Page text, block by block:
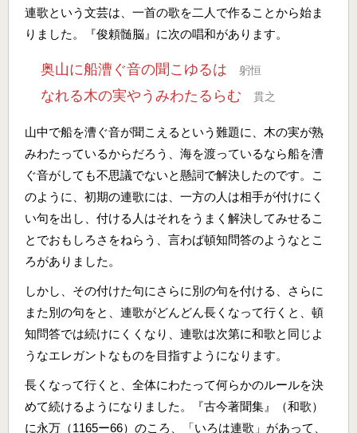
連歌という文芸は、一首の歌を二人で作ることから始ま
りました。『俊頼髄脳』に次の唱和があります。
奥山に船漕ぐ音の聞こゆるは 躬恒
なれる木の実やうみわたるらむ 貫之
山中で船を漕ぐ音が聞こえるという難題に、木の実が熟
みわたっているからだろう、海を渡っているなら船を漕
ぐ音がしても不思議でないと懸詞で解決したのです。こ
のように、初期の連歌には、一方の人は相手が付けにく
い句を出し、付ける人はそれをうまく解決してみせるこ
とでおもしろさをねらう、言わば頓知問答のようなとこ
ろがありました。
しかし、その付けた句にさらに別の句を付ける、さらに
また別の句をと、連歌がどんどん長くなって行くと、頓
知問答では続けにくくなり、連歌は次第に和歌と同じよ
うなエレガントなものを目指すようになります。
長くなって行くと、全体にわたって何らかのルールを決
めて続けるようになりました。『古今著聞集』（和歌）
に永万（1165ー66）のころ、「いろは連歌」があって、